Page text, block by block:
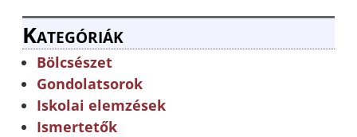
Kategóriák
Bölcsészet
Gondolatsorok
Iskolai elemzések
Ismertetők